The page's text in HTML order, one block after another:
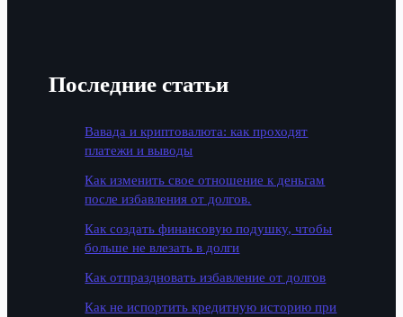
Последние статьи
Вавада и криптовалюта: как проходят
платежи и выводы
Как изменить свое отношение к деньгам
после избавления от долгов.
Как создать финансовую подушку, чтобы
больше не влезать в долги
Как отпраздновать избавление от долгов
Как не испортить кредитную историю при